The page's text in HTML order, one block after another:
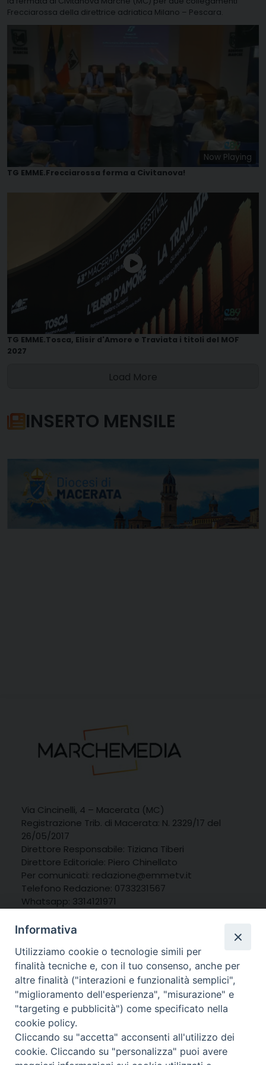
Frecciarossa della direttrice adriatica Milano – Pescara.
Now Playing
TG EMME.Frecciarossa ferma a Civitanova!
TG EMME.Tosca, Elisir d'Amore e Traviata i titoli del MOF
2027
Load More
INSERTO MENSILE
Via Cincinelli, 4 – Macerata (MC)
Registrazione Trib. di Macerata: N. 2329/17 del
26/05/2017
Direttore Responsabile: Tiziana Tiberi
Direttore Editoriale: Piero Chinellato
Per comunicati: redazione@emmetv.it
Telefono Redazione: 0733231567
Whatsapp: 3314121971
Informativa
Utilizziamo cookie o tecnologie simili per
finalità tecniche e, con il tuo consenso, anche per
altre finalità ("interazioni e funzionalità semplici",
"miglioramento dell'esperienza", "misurazione" e
"targeting e pubblicità") come specificato nella
cookie policy.
Cliccando su "accetta" acconsenti all'utilizzo dei
cookie. Cliccando su "personalizza" puoi avere